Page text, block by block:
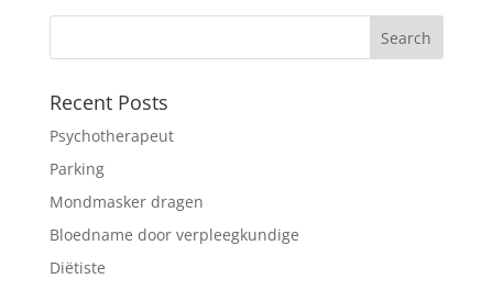
Recent Posts
Psychotherapeut
Parking
Mondmasker dragen
Bloedname door verpleegkundige
Diëtiste